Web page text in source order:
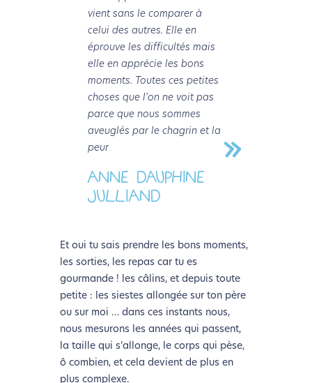
vient sans le comparer à
celui des autres. Elle en
éprouve les difficultés mais
elle en apprécie les bons
moments. Toutes ces petites
choses que l'on ne voit pas
parce que nous sommes
aveuglés par le chagrin et la
peur
ANNE DAUPHINE
JULLIAND
Et oui tu sais prendre les bons moments,
les sorties, les repas car tu es
gourmande ! les câlins, et depuis toute
petite : les siestes allongée sur ton père
ou sur moi … dans ces instants nous,
nous mesurons les années qui passent,
la taille qui s’allonge, le corps qui pèse,
ô combien, et cela devient de plus en
plus complexe.